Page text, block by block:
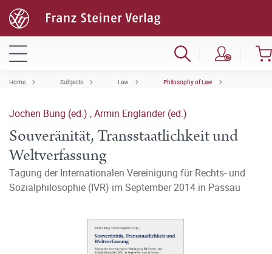
Home Subjects Law Philosophy of Law
Jochen Bung (ed.) ,Armin Engländer (ed.)
Souveränität, Transstaatlichkeit und
Weltverfassung
Tagung der Internationalen Vereinigung für Rechts- und
Sozialphilosophie (IVR) im September 2014 in Passau